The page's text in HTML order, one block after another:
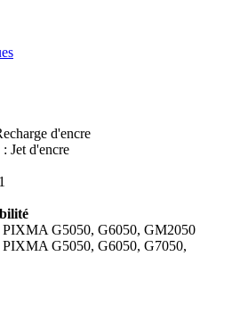
d'encre
Jet d'encre
PIXMA G5050, G6050, GM2050
PIXMA G5050, G6050, G7050,